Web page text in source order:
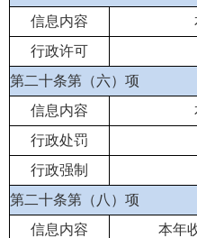
信息内容
行政许可
第二十条第（六）项
信息内容
行政处罚
行政强制
第二十条第（八）项
信息内容
本年